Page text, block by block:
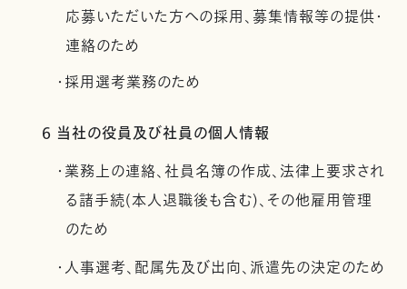
応募いただいた方への採用、募集情報等の提供・
連絡のため
・採用選考業務のため
6 当社の役員及び社員の個人情報
・業務上の連絡、社員名簿の作成、法律上要求され
る諸手続(本人退職後も含む)、その他雇用管理
のため
・人事選考、配属先及び出向、派遣先の決定のため